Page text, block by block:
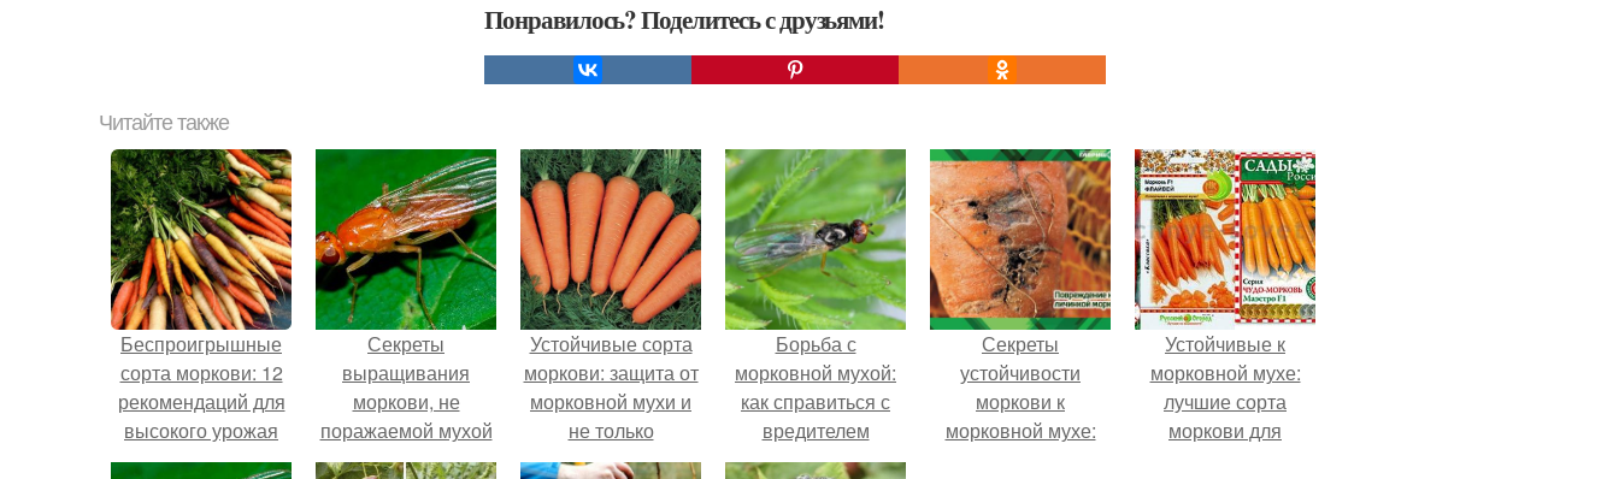
Понравилось? Поделитесь с друзьями!
Читайте также
Беспроигрышные
сорта моркови: 12
рекомендаций для
высокого урожая
Секреты
выращивания
моркови, не
поражаемой мухой
Устойчивые сорта
моркови: защита от
морковной мухи и
не только
Борьба с
морковной мухой:
как справиться с
вредителем
Секреты
устойчивости
моркови к
морковной мухе:
Устойчивые к
морковной мухе:
лучшие сорта
моркови для